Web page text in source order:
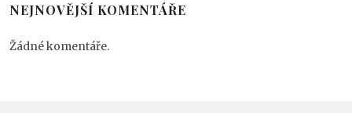
NEJNOVĚJŠÍ KOMENTÁŘE
Žádné komentáře.